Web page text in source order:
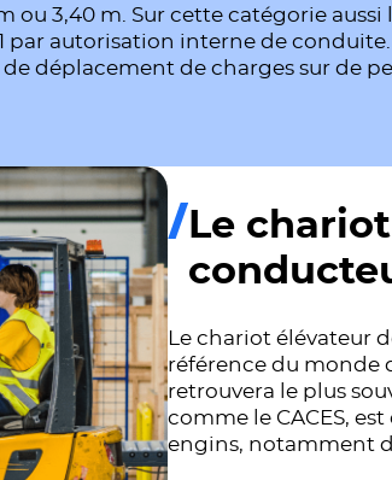
ou 3,40 m. Sur cette catégorie aussi
par autorisation interne de conduite.
déplacement de charges sur de
Le
Le chariot élévateur
référence du monde
retrouvera le plus
comme le CACES,
engins, notamment